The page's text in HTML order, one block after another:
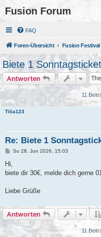
Fusion Forum
FAQ
Foren-Übersicht Fusion Festival
Biete 1 Sonntagsticket
Antworten
11
Tilia123
Re: Biete 1
B
t
r
So 28. Jun 2026, 15:03
Hi,
biete dir 30€, melde dich gerne
Liebe Grüße
Antworten
11